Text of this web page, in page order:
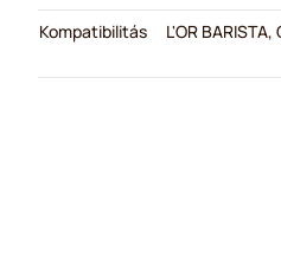
Kompatibilitás
L'OR